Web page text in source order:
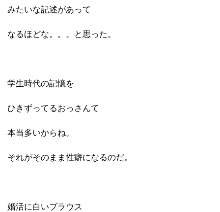
みたいな記述があって
なるほどな。。。と思った。
学生時代の記憶を
ひきずってるおっさんて
本当多いからね。
それがそのまま性癖になるのだ。
婚活に白いブラウス